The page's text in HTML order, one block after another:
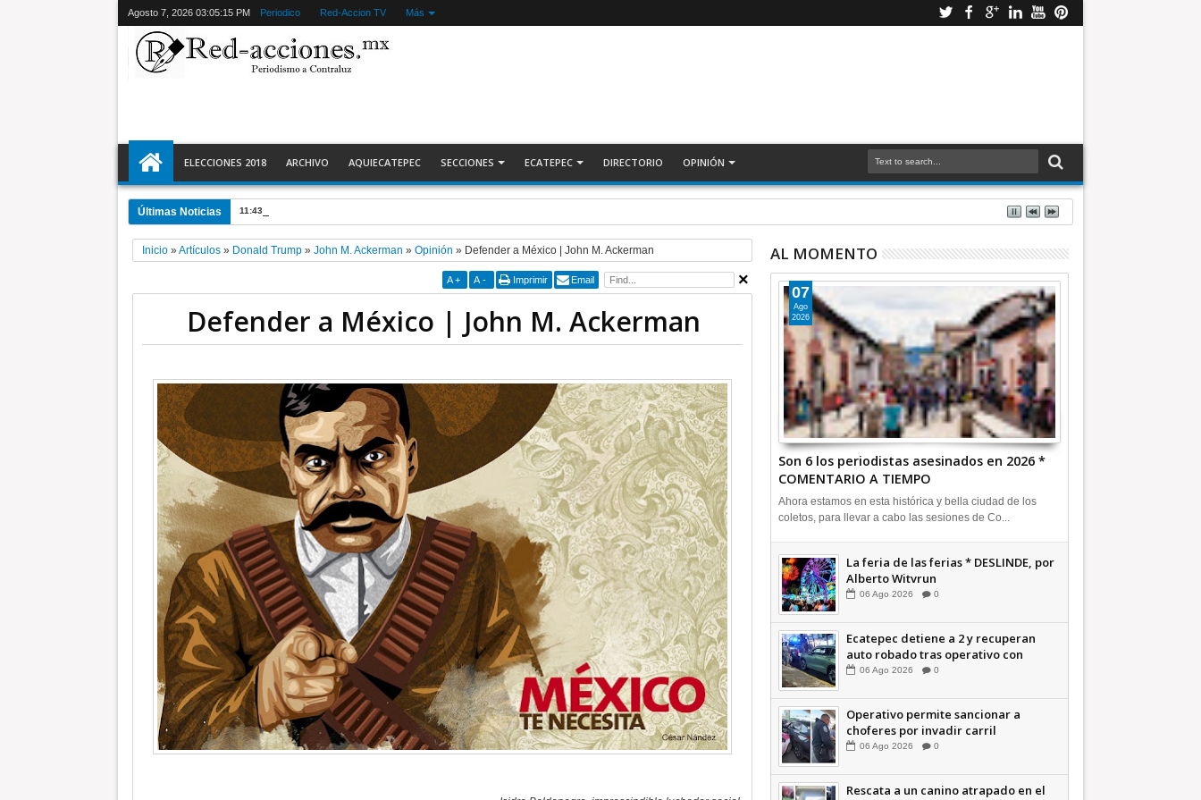
Agosto 7, 2026 03:05:16 PM Periodico Red-Accion TV Más
ELECCIONES 2018 ARCHIVO AQUIECATEPEC SECCIONES ECATEPEC DIRECTORIO OPINIÓN
Últimas Noticias 11:43 PM
Inicio»Artículos» Donald Trump» John M. Ackerman » Opinión » Defender a México | John M. Ackerman
A + A - Imprimir Email
Defender a México | John M. Ackerman
AL MOMENTO
Son 6 los periodistas asesinados en 2026 *
COMENTARIO A TIEMPO
07
Ago
2026
Ahora estamos en esta histórica y bella ciudad de los
coletos, para llevar a cabo las sesiones de Co...
La feria de las ferias * DESLINDE, por
Alberto Witvrun
06 Ago 2026 0
Ecatepec detiene a 2 y recuperan
auto robado tras operativo con
Tecámac +Video | INFORMATIVA
06 Ago 2026 0
Operativo permite sancionar a
choferes por invadir carril
confinado: Ecatepec +Video |
06 Ago 2026 0
Rescata a un canino atrapado en el